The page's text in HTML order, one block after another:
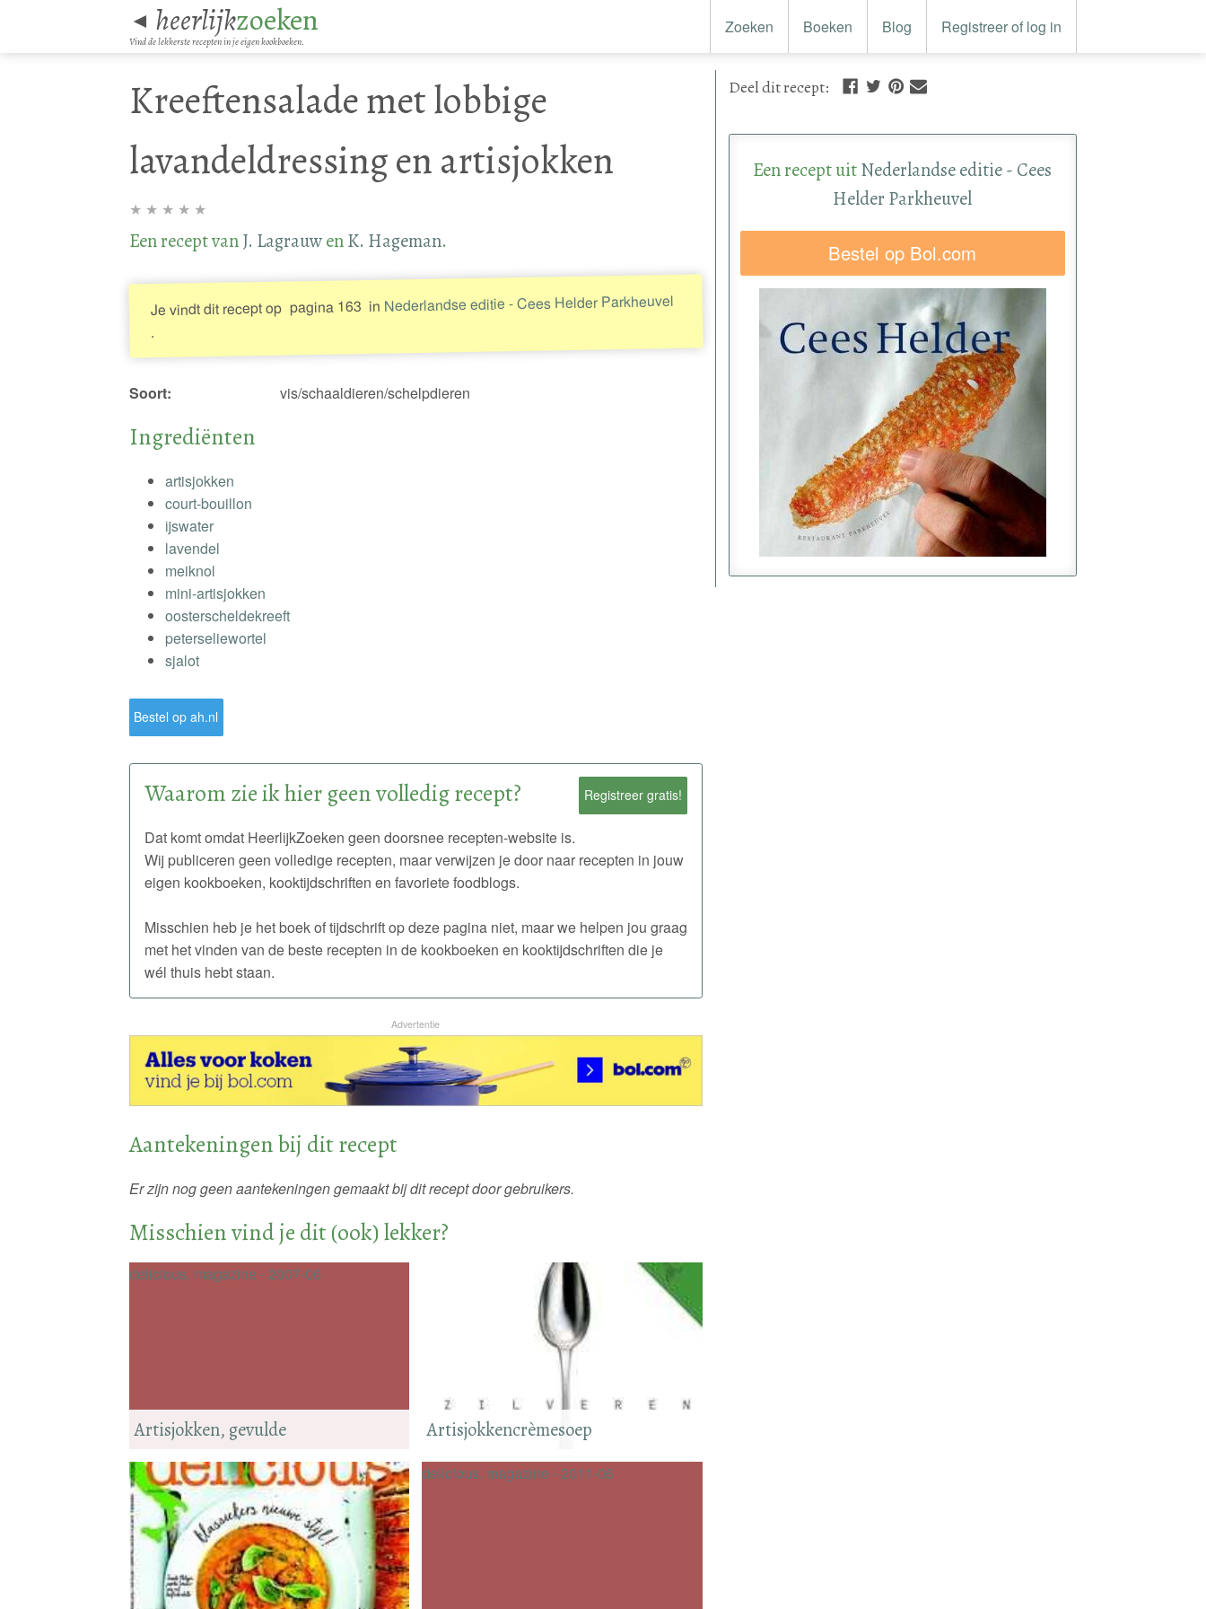
◄ heerlijkzoeken
Vind de lekkerste recepten in je eigen kookboeken.
Zoeken Boeken Blog Registreer of log in
Kreeftensalade met lobbige
lavandeldressing en artisjokken
★ ★ ★ ★ ★
Een recept vanJ. LagrauwenK. Hageman.
Je vindt dit recept op pagina 163 in Nederlandse editie - Cees Helder Parkheuvel
.
Soort: vis/schaaldieren/schelpdieren
Ingrediënten
artisjokken
court-bouillon
ijswater
lavendel
meiknol
mini-artisjokken
oosterscheldekreeft
peterseliewortel
sjalot
Bestel op ah.nl
Registreer gratis!
Waarom zie ik hier geen volledig recept?
Dat komt omdat HeerlijkZoeken geen doorsnee recepten-website is.
Wij publiceren geen volledige recepten, maar verwijzen je door naar recepten in jouw
eigen kookboeken, kooktijdschriften en favoriete foodblogs.
Misschien heb je het boek of tijdschrift op deze pagina niet, maar we helpen jou graag
met het vinden van de beste recepten in de kookboeken en kooktijdschriften die je
wél thuis hebt staan.
Advertentie
Aantekeningen bij dit recept
Er zijn nog geen aantekeningen gemaakt bij dit recept door gebruikers.
Misschien vind je dit (ook) lekker?
Artisjokkencrèmesoep
Artisjokken, gevulde
delicious. magazine - 2007-06
delicious. magazine - 2011-06
Deeldit recept:
Een recept uitNederlandse editie - Cees
Helder Parkheuvel
Bestel op Bol.com